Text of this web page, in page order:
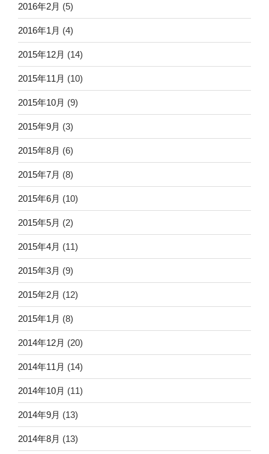
2016年2月 (5)
2016年1月 (4)
2015年12月 (14)
2015年11月 (10)
2015年10月 (9)
2015年9月 (3)
2015年8月 (6)
2015年7月 (8)
2015年6月 (10)
2015年5月 (2)
2015年4月 (11)
2015年3月 (9)
2015年2月 (12)
2015年1月 (8)
2014年12月 (20)
2014年11月 (14)
2014年10月 (11)
2014年9月 (13)
2014年8月 (13)